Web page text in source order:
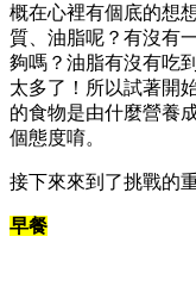
概在心裡有個底的想
質、油脂呢？有沒有
夠嗎？油脂有沒有吃
太多了！所以試著開
的食物是由什麼營養
個態度唷。
接下來來到了挑戰的
早餐